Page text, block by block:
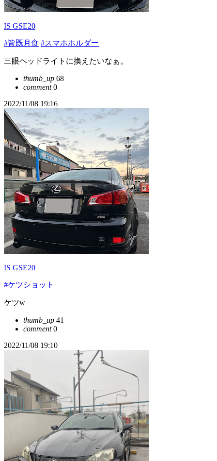
IS GSE20
#皆既月食 #スマホホルダー
三眼ヘッドライトに換えたいなぁ。
thumb_up 68
comment0
2022/11/08 19:16
IS GSE20
#ケツショット
ケツw
thumb_up 41
comment0
2022/11/08 19:10